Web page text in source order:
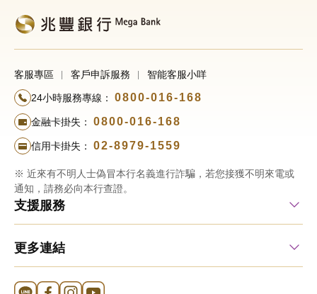
客服專區 客戶申訴服務 智能客服小咩
24小時服務專線： 0800-016-168
金融卡掛失： 0800-016-168
信用卡掛失： 02-8979-1559
※ 近來有不明人士偽冒本行名義進行詐騙，若您接獲不明來電或
通知，請務必向本行查證。
支援服務
更多連結
Line 官方帳號
FB 官方帳號
Instagram 官方帳號
YouTube 官方帳號